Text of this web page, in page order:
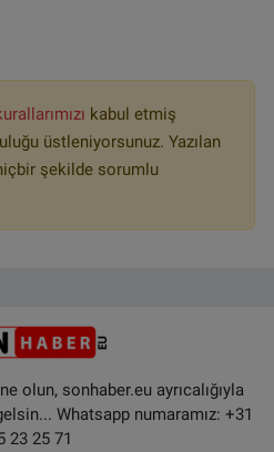
kabul etmiş
üstleniyorsunuz. Yazılan
şekilde sorumlu
olun, sonhaber.eu ayrıcalığıyla
Whatsapp numaramız: +31
23 25 71